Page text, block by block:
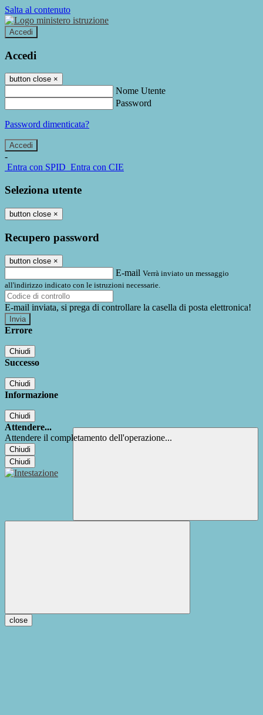
Salta al contenuto
Accedi
Accedi
button close ×
Nome Utente
Password
Password dimenticata?
-
Entra con SPID Entra con CIE
Seleziona utente
button close ×
Recupero password
button close ×
E-mail Verrà inviato un messaggio
all'indirizzo indicato con le istruzioni necessarie.
E-mail inviata, si prega di controllare la casella di posta elettronica!
Errore
Chiudi
Successo
Chiudi
Informazione
Chiudi
Attendere...
Attendere il completamento dell'operazione...
Chiudi
Chiudi
close